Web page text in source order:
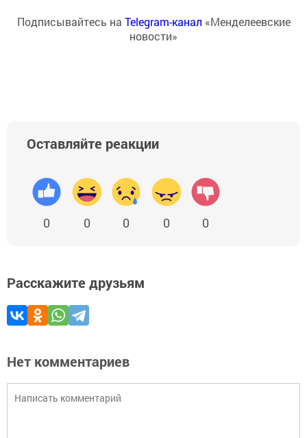
Подписывайтесь на Telegram-канал «Менделеевские
новости»
Оставляйте реакции
0 0 0 0 0
Расскажите друзьям
Нет комментариев